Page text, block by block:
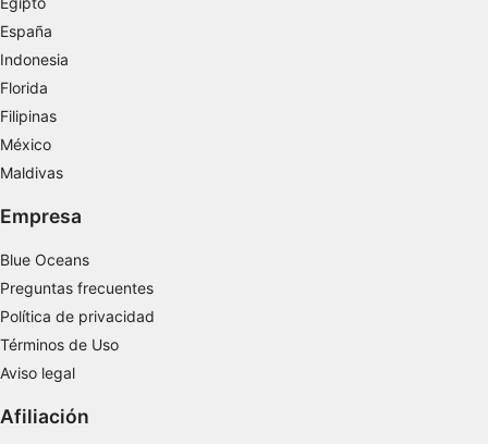
España
Indonesia
Florida
Filipinas
México
Maldivas
Empresa
Blue Oceans
Preguntas frecuentes
Política de privacidad
Términos de Uso
Aviso legal
Afiliación
Medir el rendimiento del contenido
Comprender al público a través de
datos procedentes de diferentes fuentes
Uso de datos limitados con el objetivo de
Utilizar datos de localización geográfica
precisa
información solicitada activamente
Fines de tratamiento ajenos a la OIA:
Necesarias